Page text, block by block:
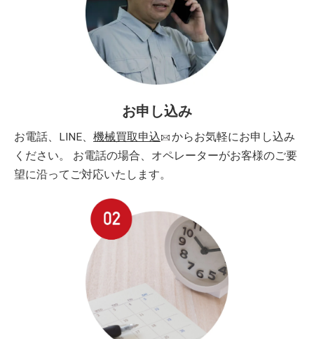
お申し込み
お電話、LINE、 機械買取申込
からお気軽にお申し込み
ください。 お電話の場合、オペレーターがお客様のご要
望に沿ってご対応いたします。